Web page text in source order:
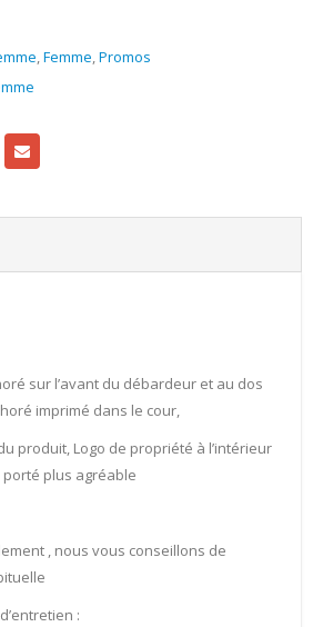
,Femme,Promos
sur l’avant du débardeur et au dos
imprimé dans le cour,
produit, Logo de propriété à l’intérieur
plus agréable
, nous vous conseillons de
: